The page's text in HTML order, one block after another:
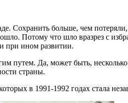
больше, чем
Потому что шло вразрез с
при ином развитии.
Да, может быть,
страны.
в 1991-1992 годах стала